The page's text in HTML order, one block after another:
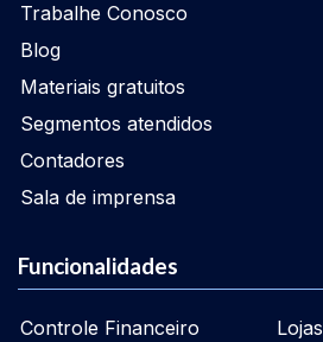
Trabalhe Conosco
Blog
Materiais gratuitos
Segmentos atendidos
Contadores
Sala de imprensa
Funcionalidades
Controle Financeiro
Lojas